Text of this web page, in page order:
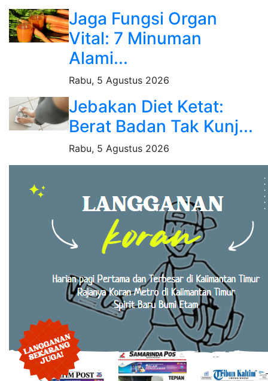
Jaga Fungsi Organ
Vital: 7 Minuman
Alami...
Rabu, 5 Agustus 2026
Jebakan Diet Ketat:
Berat Badan Tak Kunj...
Rabu, 5 Agustus 2026